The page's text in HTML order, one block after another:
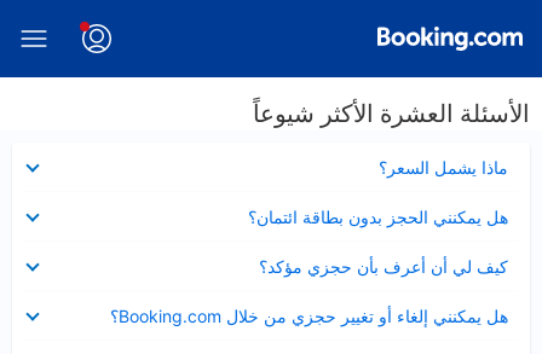
الأسئلة العشرة الأكثر شيوعاً
ماذا يشمل السعر؟
مصغر
هل يمكنني الحجز بدون بطاقة ائتمان؟
مصغر
كيف لي أن أعرف بأن حجزي مؤكد؟
مصغر
هل يمكنني إلغاء أو تغيير حجزي من خلال Booking.com؟
مصغر